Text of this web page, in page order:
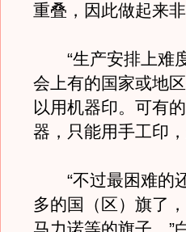
重叠，因此做起来
“生产安排上难度
会上有的国家或地
以用机器印。可有
器，只能用手工印
“不过最困难的还
多的国（区）旗了